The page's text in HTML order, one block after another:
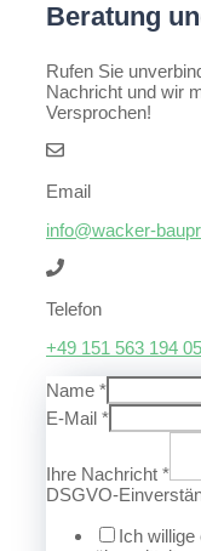
Beratung
Rufen Sie
Nachricht und wir
Versprochen!
Email
info@wacker-
Telefon
+49 151 563 194 05
Name *
E-Mail *
Ihre Nachricht *
DSGVO-
Ich